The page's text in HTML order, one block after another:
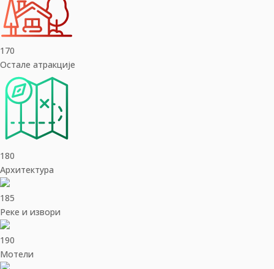
170
Остале атракције
180
Архитектура
185
Реке и извори
190
Мотели